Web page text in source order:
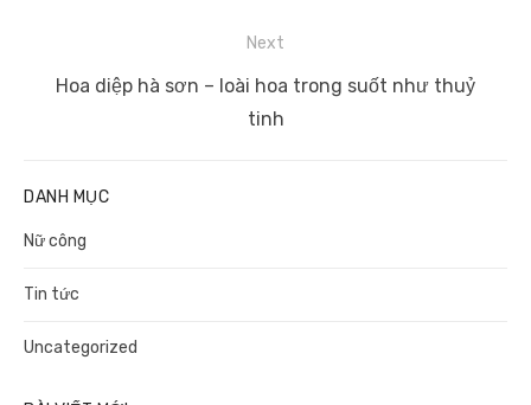
Next
Next
Hoa diệp hà sơn – loài hoa trong suốt như thuỷ
tinh
DANH MỤC
Nữ công
Tin tức
Uncategorized